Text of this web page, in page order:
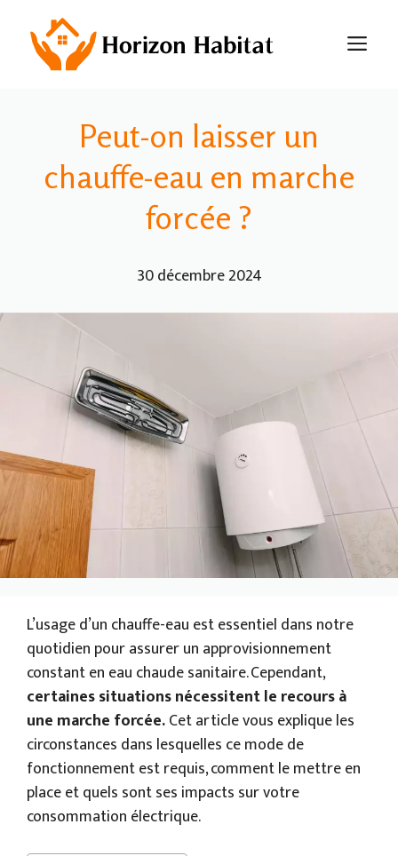
contenu
Peut-on laisser un
chauffe-eau en marche
forcée ?​
30 décembre 2024
L’usage d’un chauffe-eau est essentiel dans notre
quotidien pour assurer un approvisionnement
constant en eau chaude sanitaire. Cependant,
certaines situations nécessitent le recours à
une marche forcée.Cet article vous explique les
circonstances dans lesquelles ce mode de
fonctionnement est requis, comment le mettre en
place et quels sont ses impacts sur votre
consommation électrique.